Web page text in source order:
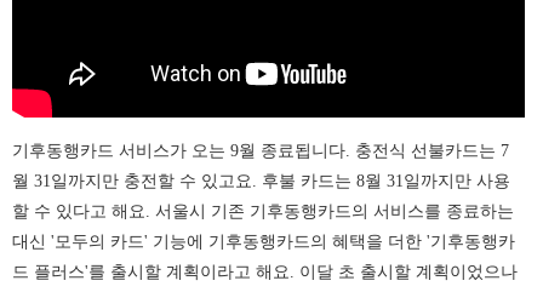
기후동행카드 서비스가 오는 9월 종료됩니다. 충전식 선불카드는 7
월 31일까지만 충전할 수 있고요. 후불 카드는 8월 31일까지만 사용
할 수 있다고 해요. 서울시 기존 기후동행카드의 서비스를 종료하는
대신 '모두의 카드' 기능에 기후동행카드의 혜택을 더한 '기후동행카
드 플러스'를 출시할 계획이라고 해요. 이달 초 출시할 계획이었으나